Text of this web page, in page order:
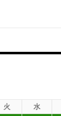
火 水